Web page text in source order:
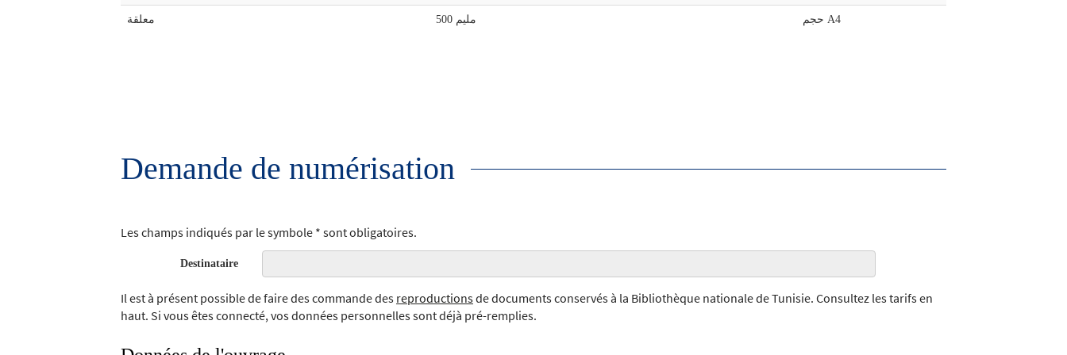
معلقة 500 مليم حجم A4
Demande de numérisation
Les champs indiqués par le symbole * sont obligatoires.
Destinataire
Il est à présent possible de faire des commande des reproductionsde documents conservés à la Bibliothèque nationale de Tunisie. Consultez les tarifs en
haut. Si vous êtes connecté, vos données personnelles sont déjà pré-remplies.